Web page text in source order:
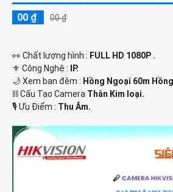
00 ₫ 00 ₫
️👀 Chất lượng hình : FULL HD 1080P .
⚜️ Công Nghệ :
IP.
🌙 Xem ban đêm : Hồng Ngoại 60m
⛓ Cấu Tạo Camera Thân Kim loại.
️🎙 Ưu Điểm : Thu Âm.